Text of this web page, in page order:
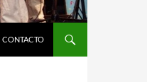
CONTACTO